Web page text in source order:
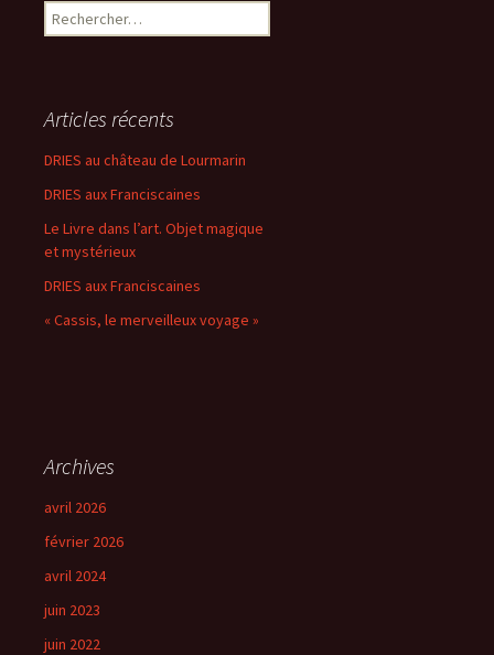
Rechercher :
Articles récents
DRIES au château de Lourmarin
DRIES aux Franciscaines
Le Livre dans l’art. Objet magique
et mystérieux
DRIES aux Franciscaines
« Cassis, le merveilleux voyage »
Archives
avril 2026
février 2026
avril 2024
juin 2023
juin 2022